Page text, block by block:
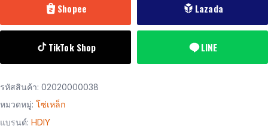
Shopee Lazada
TikTok Shop LINE
รหัสสินค้า: 02020000038
หมวดหมู่: โซ่เหล็ก
แบรนด์: HDIY